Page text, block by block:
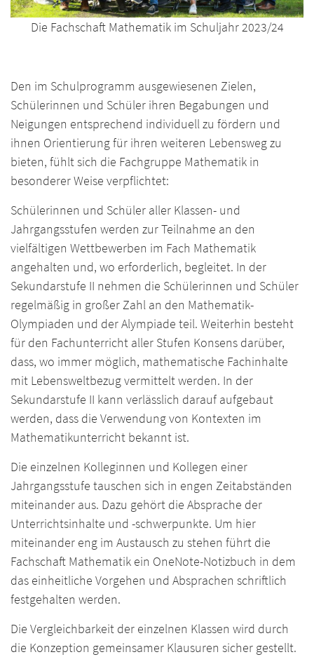
Die Fachschaft Mathematik im Schuljahr2023/24
Den im Schulprogramm ausgewiesenen Zielen,
Schülerinnen und Schüler ihren Begabungen und
Neigungen entsprechend individuell zu fördern und
ihnen Orientierung für ihren weiteren Lebensweg zu
bieten, fühlt sich die Fachgruppe Mathematik in
besonderer Weise verpflichtet:
Schülerinnen und Schüler aller Klassen- und
Jahrgangsstufen werden zur Teilnahme an den
vielfältigen Wettbewerben im Fach Mathematik
angehalten und, wo erforderlich, begleitet. In der
Sekundarstufe II nehmen die Schülerinnen und Schüler
regelmäßig in großer Zahl an den Mathematik-
Olympiaden und der Alympiade teil. Weiterhin besteht
für den Fachunterricht aller Stufen Konsens darüber,
dass, wo immer möglich, mathematische Fachinhalte
mit Lebensweltbezug vermittelt werden. In der
Sekundarstufe II kann verlässlich darauf aufgebaut
werden, dass die Verwendung von Kontexten im
Mathematikunterricht bekannt ist.
Die einzelnen Kolleginnen und Kollegen einer
Jahrgangsstufe tauschen sich in engen Zeitabständen
miteinander aus. Dazu gehört die Absprache der
Unterrichtsinhalte und -schwerpunkte. Um hier
miteinander eng im Austausch zu stehen führt die
Fachschaft Mathematik ein OneNote-Notizbuch in dem
das einheitliche Vorgehen und Absprachen schriftlich
festgehalten werden.
Die Vergleichbarkeit der einzelnen Klassen wird durch
die Konzeption gemeinsamer Klausuren sicher gestellt.